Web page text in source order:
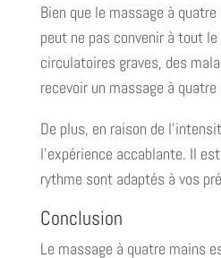
Bien que le massage à
peut ne pas convenir à tout
circulatoires graves, des
recevoir un massage à
De plus, en raison de
l’expérience accablante. Il
rythme sont adaptés à vos
Conclusion
Le massage à quatre mains